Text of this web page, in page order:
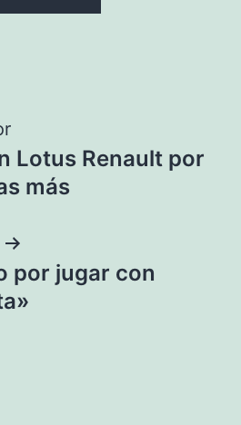
Lotus Renault por
más
por jugar con